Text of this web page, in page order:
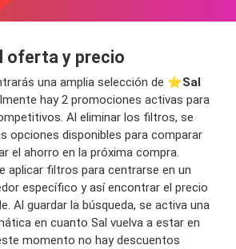
oferta y precio
una amplia selección de ⭐️Sal
hay 2 promociones activas para
Al eliminar los filtros, se
opciones disponibles para comparar
el ahorro en la próxima compra.
aplicar filtros para centrarse en un
específico y así encontrar el precio
Al guardar la búsqueda, se activa una
en cuanto Sal vuelva a estar en
momento no hay descuentos